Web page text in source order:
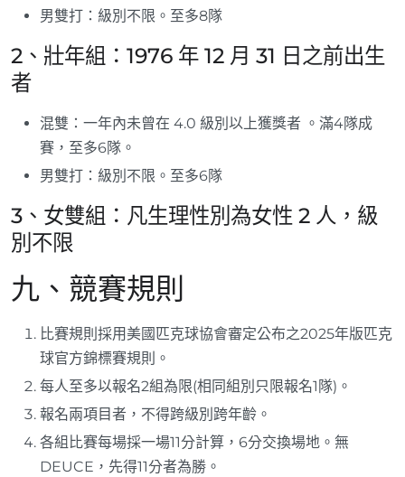
男雙打：級別不限。至多8隊
2、壯年組：1976 年 12 月 31 日之前出生
者
混雙：一年內未曾在 4.0 級別以上獲獎者 。滿4隊成
賽，至多6隊。
男雙打：級別不限。至多6隊
3、女雙組：凡生理性別為女性 2 人，級
別不限
九、競賽規則
比賽規則採用美國匹克球協會審定公布之2025年版匹克
球官方錦標賽規則。
每人至多以報名2組為限(相同組別只限報名1隊)。
報名兩項目者，不得跨級別跨年齡。
各組比賽每場採一場11分計算，6分交換場地。無
DEUCE，先得11分者為勝。